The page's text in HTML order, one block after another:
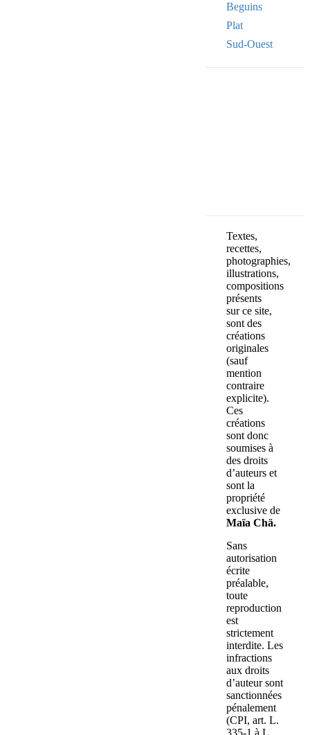
Beguins
Plat
Sud-Ouest
Textes,
recettes,
photographies,
illustrations,
compositions
présents
sur ce site,
sont des
créations
originales
(sauf
mention
contraire
explicite).
Ces
créations
sont donc
soumises à
des droits
d’auteurs et
sont la
propriété
exclusive de
Maïa Chä.
Sans
autorisation
écrite
préalable,
toute
reproduction
est
strictement
interdite. Les
infractions
aux droits
d’auteur sont
sanctionnées
pénalement
(CPI, art. L.